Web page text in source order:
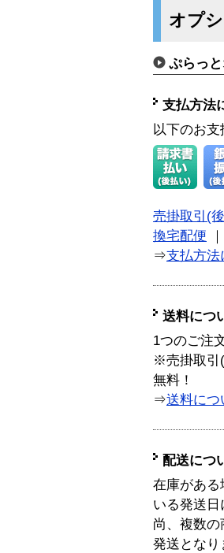
オプ
ぷらっ
支払方法
以下のお
売掛取引(
換宅配便
⇒支払方法
送料につ
1つのご注
※売掛取引
無料！
⇒送料につ
配送につ
在庫がある
いる発送
尚、複数
発送となり